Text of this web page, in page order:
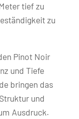
tief zu
zu
Pinot Noir
und Tiefe
bringen das
und
Ausdruck.